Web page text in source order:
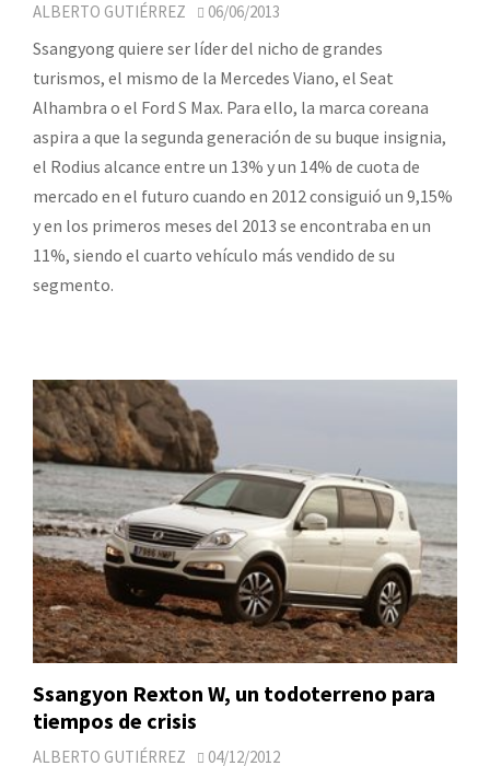
ALBERTO GUTIÉRREZ 06/06/2013
Ssangyong quiere ser líder del nicho de grandes
turismos, el mismo de la Mercedes Viano, el Seat
Alhambra o el Ford S Max. Para ello, la marca coreana
aspira a que la segunda generación de su buque insignia,
el Rodius alcance entre un 13% y un 14% de cuota de
mercado en el futuro cuando en 2012 consiguió un 9,15%
y en los primeros meses del 2013 se encontraba en un
11%, siendo el cuarto vehículo más vendido de su
segmento.
Ssangyon Rexton W, un todoterreno para
tiempos de crisis
ALBERTO GUTIÉRREZ 04/12/2012